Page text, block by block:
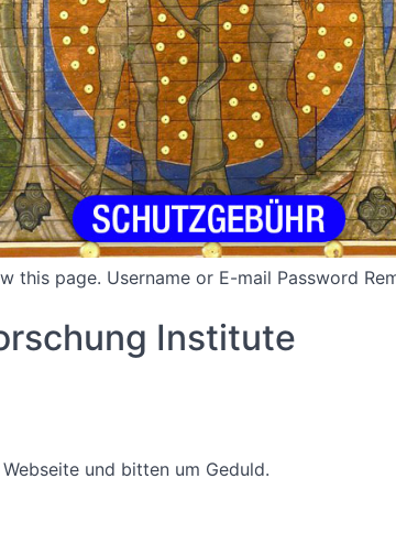
this page. Username or E-mail Password
Institute
und bitten um Geduld.